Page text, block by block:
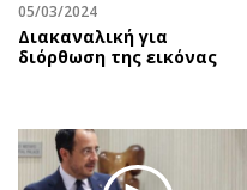
05/03/2024
Διακαναλική για
διόρθωση της εικόνας